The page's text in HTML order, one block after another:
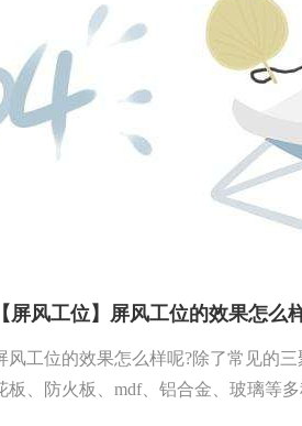
【屏风工位】屏风工位的效果怎么
风工位的效果怎么样呢?除了常见的
板、防火板、mdf、铝合金、玻璃等多